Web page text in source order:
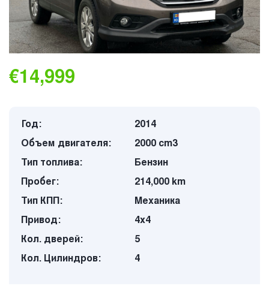
€14,999
Год:
2014
Объем двигателя:
2000 cm3
Тип топлива:
Бензин
Пробег:
214,000 km
Тип КПП:
Механика
Привод:
4х4
Кол. дверей:
5
Кол. Цилиндров:
4